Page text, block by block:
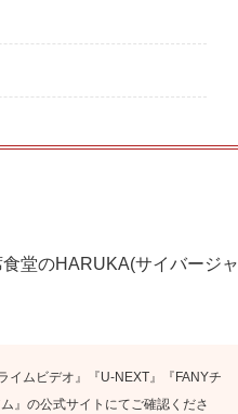
堂のHARUKA(サイバージャ
ムビデオ』『U-NEXT』『FANYチ
』の公式サイトにてご確認くださ